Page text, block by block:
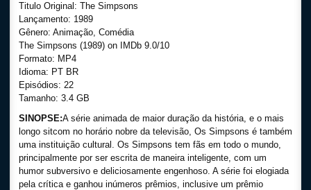
Legendado
Titulo Original: The Simpsons
Lançamento: 1989
Gênero: Animação, Comédia
The Simpsons (1989) on IMDb 9.0/10
Formato: MP4
Idioma: PT BR
Episódios: 22
Tamanho: 3.4 GB
SINOPSE:A série animada de maior duração da história, e o mais
longo sitcom no horário nobre da televisão, Os Simpsons é também
uma instituição cultural. Os Simpsons tem fãs em todo o mundo,
principalmente por ser escrita de maneira inteligente, com um
humor subversivo e deliciosamente engenhoso. A série foi elogiada
pela crítica e ganhou inúmeros prêmios, inclusive um prêmio